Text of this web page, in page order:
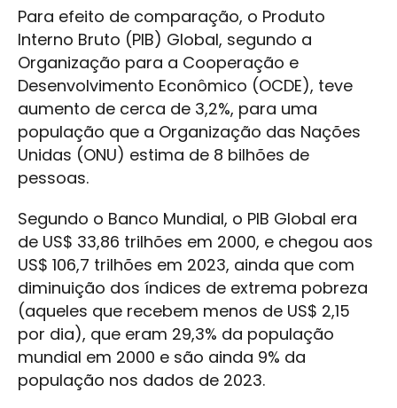
Para efeito de comparação, o Produto
Interno Bruto (PIB) Global, segundo a
Organização para a Cooperação e
Desenvolvimento Econômico (OCDE), teve
aumento de cerca de 3,2%, para uma
população que a Organização das Nações
Unidas (ONU) estima de 8 bilhões de
pessoas.
Segundo o Banco Mundial, o PIB Global era
de US$ 33,86 trilhões em 2000, e chegou aos
US$ 106,7 trilhões em 2023, ainda que com
diminuição dos índices de extrema pobreza
(aqueles que recebem menos de US$ 2,15
por dia), que eram 29,3% da população
mundial em 2000 e são ainda 9% da
população nos dados de 2023.